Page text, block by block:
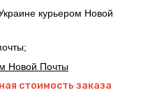
курьером Новой
Новой Почты
стоимость заказа